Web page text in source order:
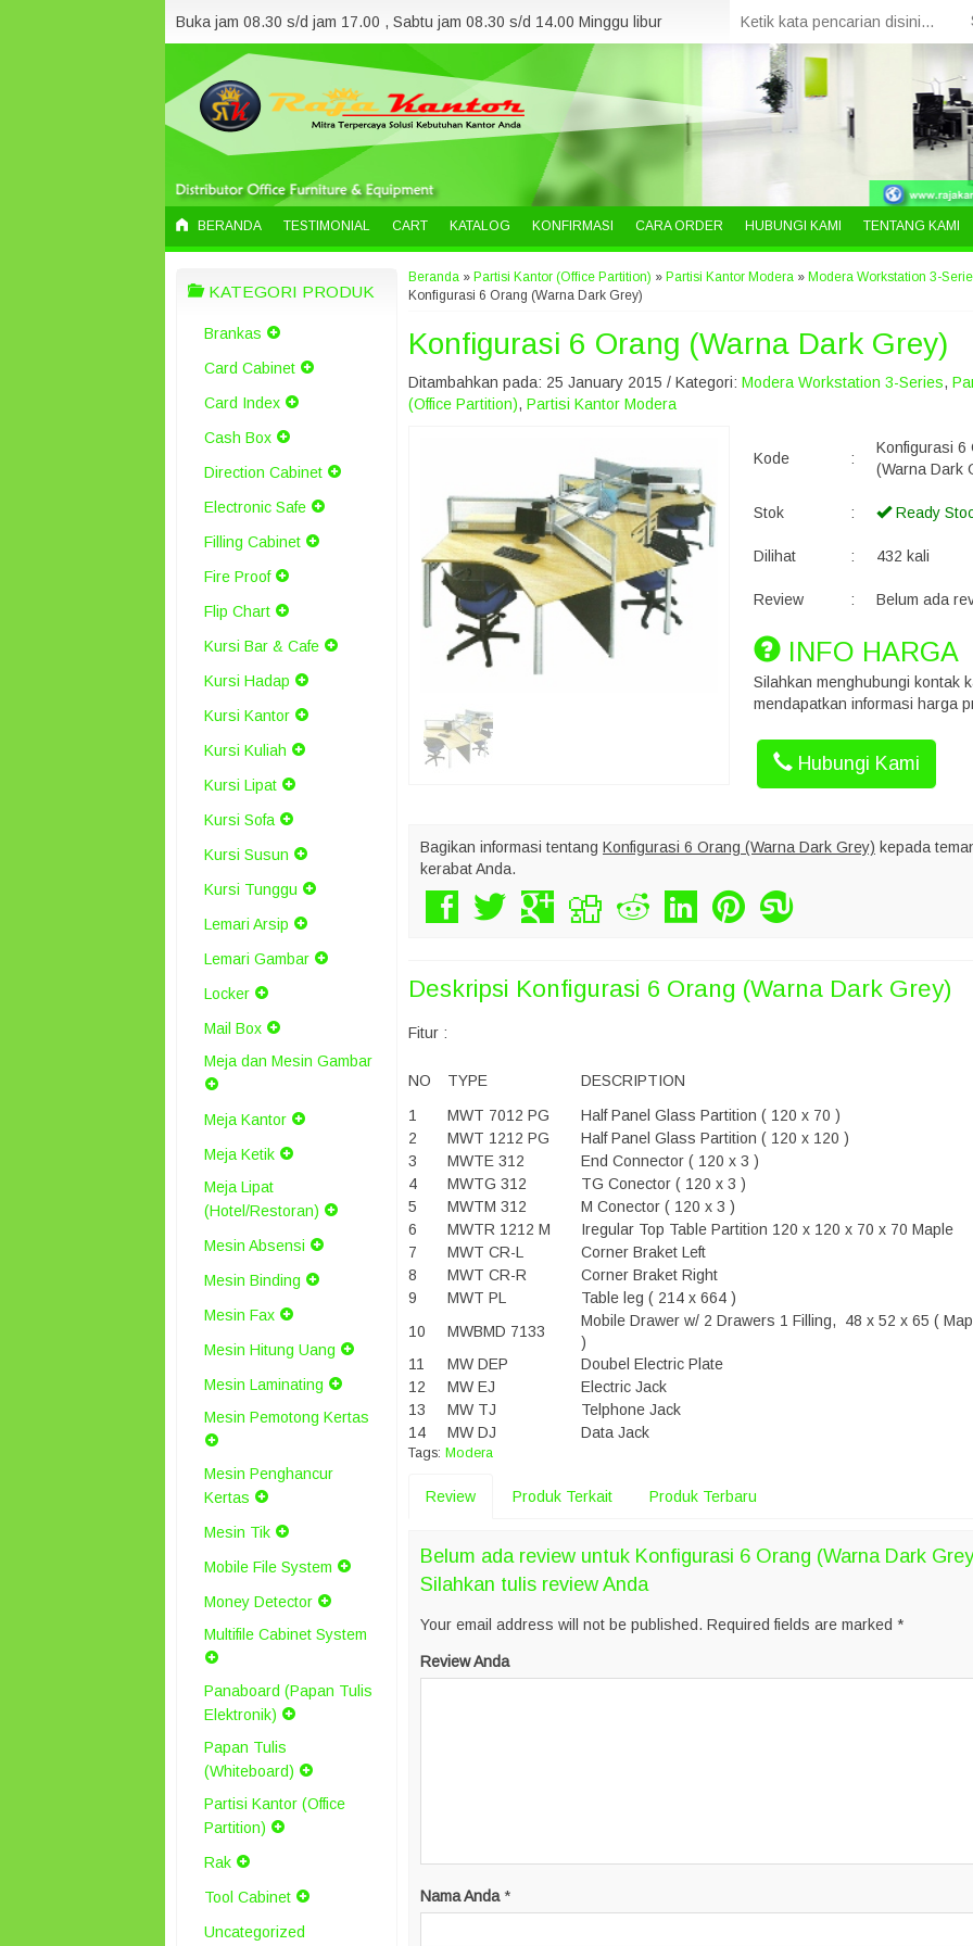
Buka jam 08.30 s/d jam 17.00 , Sabtu jam 08.30 s/d 14.00 Minggu libur
BERANDA TESTIMONIAL CART KATALOG KONFIRMASI CARA ORDER HUBUNGI KAMI TENTANG KAMI
KATEGORI PRODUK
Brankas
Card Cabinet
Card Index
Cash Box
Direction Cabinet
Electronic Safe
Filling Cabinet
Fire Proof
Flip Chart
Kursi Bar & Cafe
Kursi Hadap
Kursi Kantor
Kursi Kuliah
Kursi Lipat
Kursi Sofa
Kursi Susun
Kursi Tunggu
Lemari Arsip
Lemari Gambar
Locker
Mail Box
Meja dan Mesin Gambar
Meja Kantor
Meja Ketik
Meja Lipat
(Hotel/Restoran)
Mesin Absensi
Mesin Binding
Mesin Fax
Mesin Hitung Uang
Mesin Laminating
Mesin Pemotong Kertas
Mesin Penghancur
Kertas
Mesin Tik
Mobile File System
Money Detector
Multifile Cabinet System
Panaboard (Papan Tulis
Elektronik)
Papan Tulis
(Whiteboard)
Partisi Kantor (Office
Partition)
Rak
Tool Cabinet
Uncategorized
Beranda » Partisi Kantor (Office Partition) » Partisi Kantor Modera » Modera Workstation 3-
Konfigurasi 6 Orang (Warna Dark Grey)
Konfigurasi 6 Orang (Warna Dark Grey)
Ditambahkan pada: 25 January 2015 / Kategori: Modera Workstation 3-Series,
(Office Partition), Partisi Kantor Modera
Kode :
Konfigurasi 6
(Warna Dark
Stok : Ready
Dilihat : 432 kali
Review : Belum ada
INFO HARGA
Silahkan menghubungi kontak
mendapatkan informasi harga
Hubungi Kami
Bagikan informasi tentang Konfigurasi 6 Orang (Warna Dark Grey) kepada
kerabat Anda.
Deskripsi Konfigurasi 6 Orang (Warna Dark Grey)
Fitur :
NO TYPE
DESCRIPTION
1
MWT 7012 PG
Half Panel Glass Partition ( 120 x 70 )
2
MWT 1212 PG
Half Panel Glass Partition ( 120 x 120 )
3
MWTE 312
End Connector ( 120 x 3 )
4
MWTG 312
TG Conector ( 120 x 3 )
5
MWTM 312
M Conector ( 120 x 3 )
6
MWTR 1212 M
Iregular Top Table Partition 120 x 120 x 70 x 70 Maple
7
MWT CR-L
Corner Braket Left
8
MWT CR-R
Corner Braket Right
9
MWT PL
Table leg ( 214 x 664 )
10
MWBMD 7133
Mobile Drawer w/ 2 Drawers 1 Filling, 48 x 52 x 65 (
)
11
MW DEP
Doubel Electric Plate
12
MW EJ
Electric Jack
13
MW TJ
Telphone Jack
14
MW DJ Data Jack
Tags: Modera
Review Produk Terkait Produk Terbaru
Belum ada review untuk Konfigurasi 6 Orang (Warna Dark
Silahkan tulis review Anda
Your email address will not be published. Required fields are marked *
Review Anda
Nama Anda *